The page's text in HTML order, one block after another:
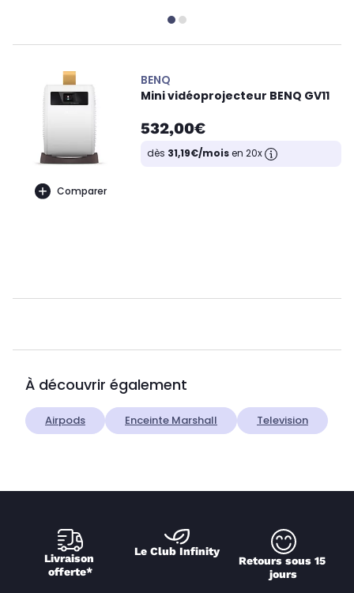
Comparer
BENQ
Mini vidéoprojecteur BENQ GV11
532,00€
dès 31,19€/moisen 20x
À découvrir également
Airpods Enceinte Marshall Television
Livraison
offerte*
Le Club Infinity
Retours sous 15
jours